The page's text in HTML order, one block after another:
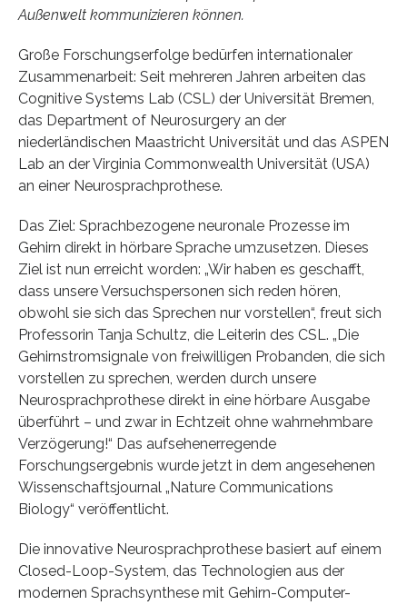
Außenwelt kommunizieren können.
Große Forschungserfolge bedürfen internationaler
Zusammenarbeit: Seit mehreren Jahren arbeiten das
Cognitive Systems Lab (CSL) der Universität Bremen,
das Department of Neurosurgery an der
niederländischen Maastricht Universität und das ASPEN
Lab an der Virginia Commonwealth Universität (USA)
an einer Neurosprachprothese.
Das Ziel: Sprachbezogene neuronale Prozesse im
Gehirn direkt in hörbare Sprache umzusetzen. Dieses
Ziel ist nun erreicht worden: „Wir haben es geschafft,
dass unsere Versuchspersonen sich reden hören,
obwohl sie sich das Sprechen nur vorstellen“, freut sich
Professorin Tanja Schultz, die Leiterin des CSL. „Die
Gehirnstromsignale von freiwilligen Probanden, die sich
vorstellen zu sprechen, werden durch unsere
Neurosprachprothese direkt in eine hörbare Ausgabe
überführt – und zwar in Echtzeit ohne wahrnehmbare
Verzögerung!“ Das aufsehenerregende
Forschungsergebnis wurde jetzt in dem angesehenen
Wissenschaftsjournal „Nature Communications
Biology“ veröffentlicht.
Die innovative Neurosprachprothese basiert auf einem
Closed-Loop-System, das Technologien aus der
modernen Sprachsynthese mit Gehirn-Computer-